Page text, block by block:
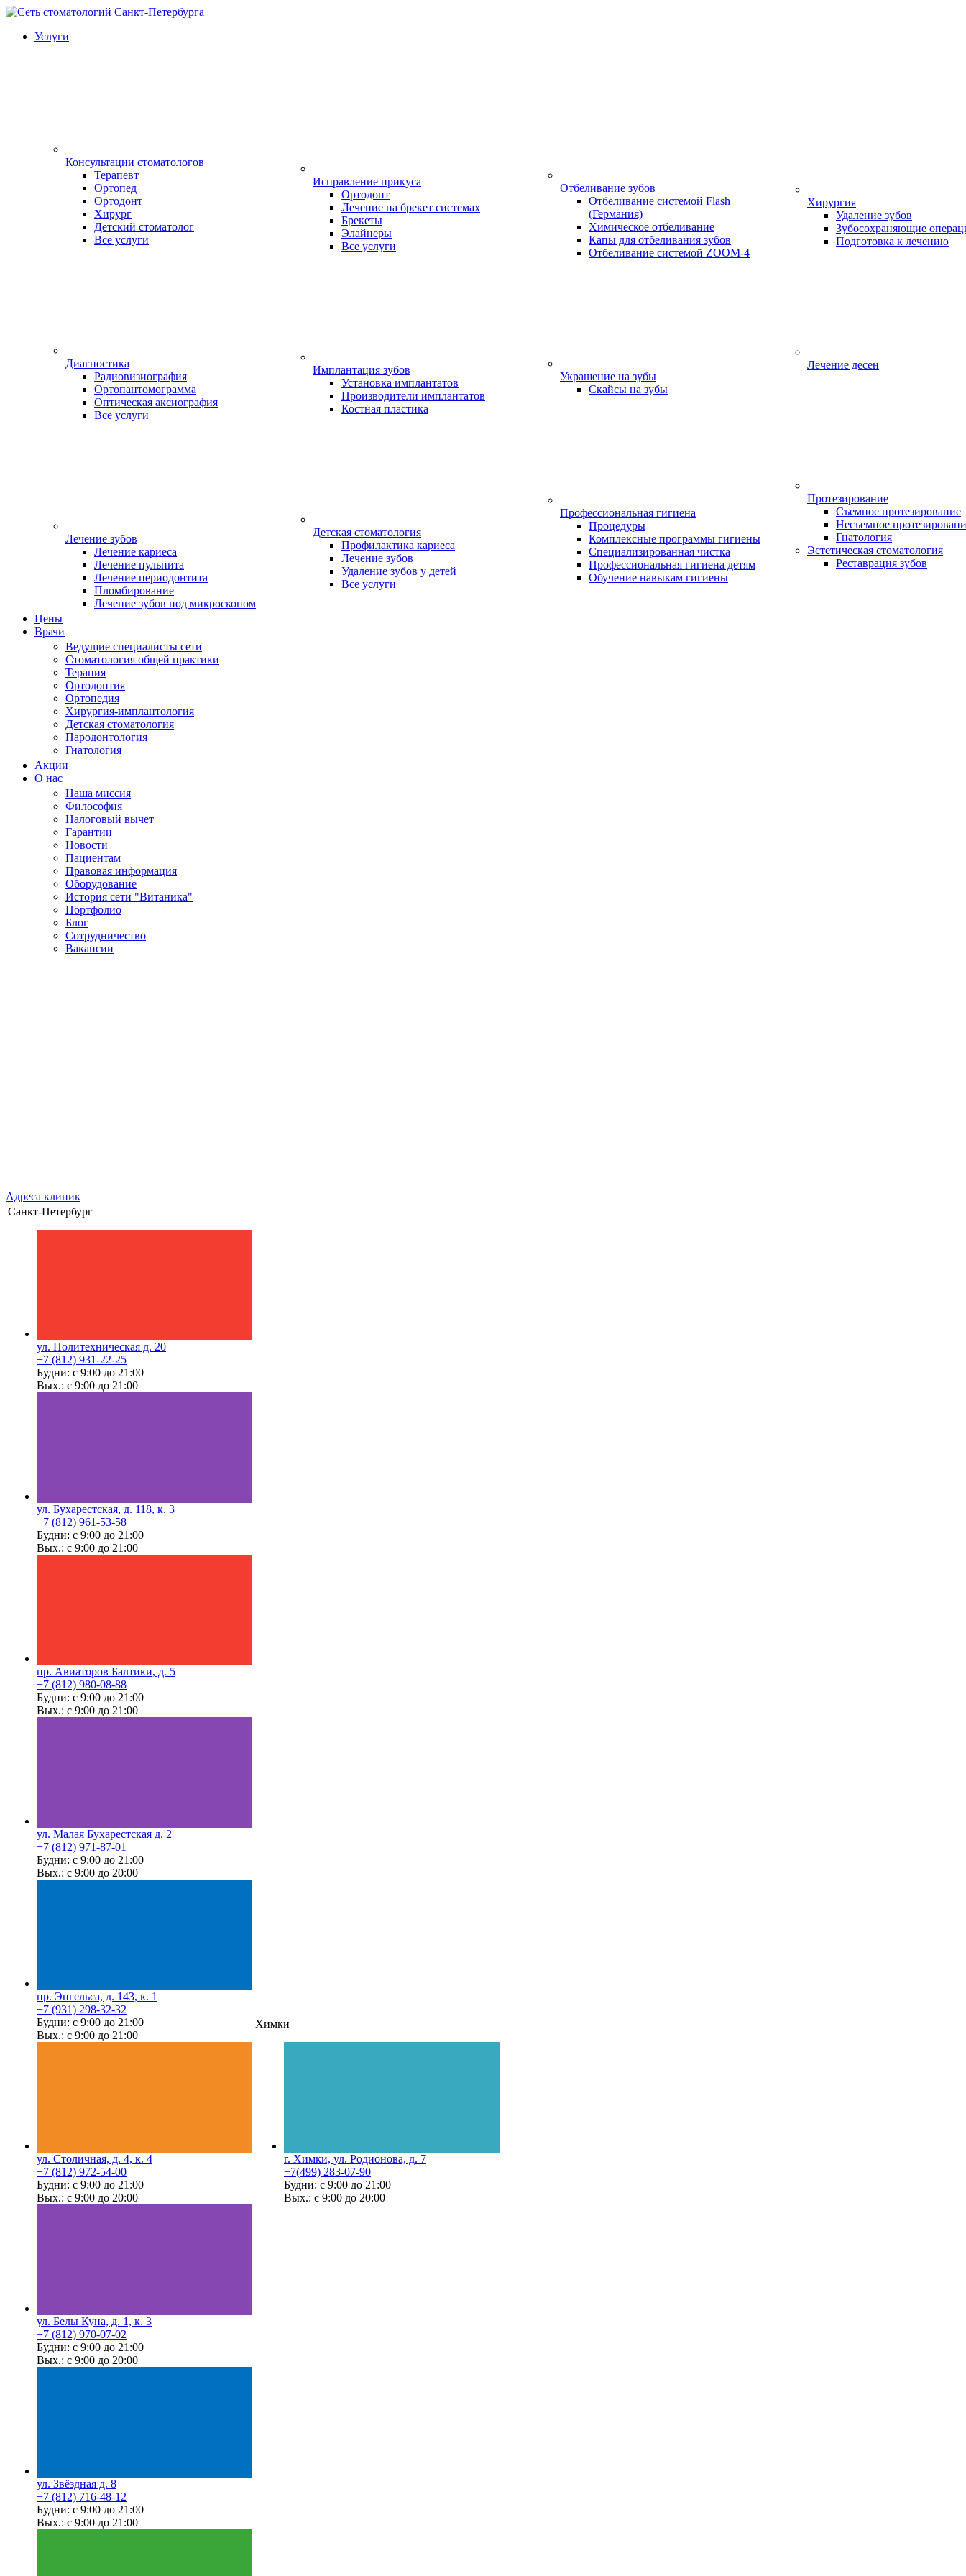
Услуги
Консультации стоматологов
Терапевт
Ортопед
Ортодонт
Хирург
Детский стоматолог
Все услуги
Диагностика
Радиовизиография
Ортопантомограмма
Оптическая аксиография
Все услуги
Лечение зубов
Лечение кариеса
Лечение пульпита
Лечение периодонтита
Пломбирование
Лечение зубов под микроскопом
Исправление прикуса
Ортодонт
Лечение на брекет системах
Брекеты
Элайнеры
Все услуги
Имплантация зубов
Установка имплантатов
Производители имплантатов
Костная пластика
Детская стоматология
Профилактика кариеса
Лечение зубов
Удаление зубов у детей
Все услуги
Отбеливание зубов
Отбеливание системой Flash
(Германия)
Химическое отбеливание
Капы для отбеливания зубов
Отбеливание системой ZOOM-4
Украшение на зубы
Скайсы на зубы
Профессиональная гигиена
Процедуры
Комплексные программы гигиены
Специализированная чистка
Профессиональная гигиена детям
Обучение навыкам гигиены
Хирургия
Удаление зубов
Зубосохраняющие
Подготовка к лечению
Лечение десен
Протезирование
Съемное протезирование
Несъемное
Гнатология
Эстетическая стоматология
Реставрация зубов
Цены
Врачи
Ведущие специалисты сети
Стоматология общей практики
Терапия
Ортодонтия
Ортопедия
Хирургия-имплантология
Детская стоматология
Пародонтология
Гнатология
Акции
О нас
Наша миссия
Философия
Налоговый вычет
Гарантии
Новости
Пациентам
Правовая информация
Оборудование
История сети "Витаника"
Портфолио
Блог
Сотрудничество
Вакансии
Адреса клиник
Санкт-Петербург
ул. Политехническая д. 20
+7 (812) 931-22-25
Будни: с 9:00 до 21:00
Вых.: с 9:00 до 21:00
ул. Бухарестская, д. 118, к. 3
+7 (812) 961-53-58
Будни: с 9:00 до 21:00
Вых.: с 9:00 до 21:00
пр. Авиаторов Балтики, д. 5
+7 (812) 980-08-88
Будни: с 9:00 до 21:00
Вых.: с 9:00 до 21:00
ул. Малая Бухарестская д. 2
+7 (812) 971-87-01
Будни: с 9:00 до 21:00
Вых.: с 9:00 до 20:00
пр. Энгельса, д. 143, к. 1
+7 (931) 298-32-32
Будни: с 9:00 до 21:00
Вых.: с 9:00 до 21:00
ул. Столичная, д. 4, к. 4
+7 (812) 972-54-00
Будни: с 9:00 до 21:00
Вых.: с 9:00 до 20:00
ул. Белы Куна, д. 1, к. 3
+7 (812) 970-07-02
Будни: с 9:00 до 21:00
Вых.: с 9:00 до 20:00
ул. Звёздная д. 8
+7 (812) 716-48-12
Будни: с 9:00 до 21:00
Вых.: с 9:00 до 21:00
Химки
г. Химки, ул. Родионова, д. 7
+7(499) 283-07-90
Будни: с 9:00 до 21:00
Вых.: с 9:00 до 20:00